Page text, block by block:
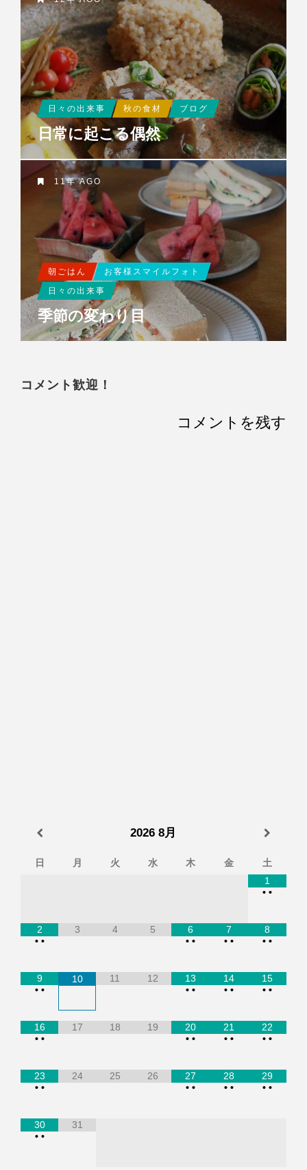
日々の出来事 秋の食材 ブログ
日常に起こる偶然
11年 AGO
朝ごはん
お客様スマイルフォト
日々の出来事
季節の変わり目
コメント歓迎！
コメントを残す
2026 8月
日 月 火 水 木 金
土
1
• •
2
• •
3 4 5
6
• •
7
• •
8
• •
9
• •
10 11 12
13
• •
14
• •
15
• •
16
• •
17 18 19
20
• •
21
• •
22
• •
23
• •
24 25 26
27
• •
28
• •
29
• •
30
• •
31